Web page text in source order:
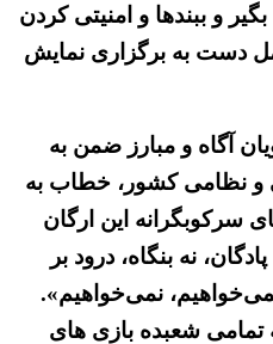
و ببندها و امنیتی کردن
دست به برگزاری نمایش
آگاه و مبارز ضمن به
و نظامی کشور، خطاب به
سرکوبگرانه این ارگان
نه بنگاه، درود بر
نمی‌خواهیم».
شعبده بازی های